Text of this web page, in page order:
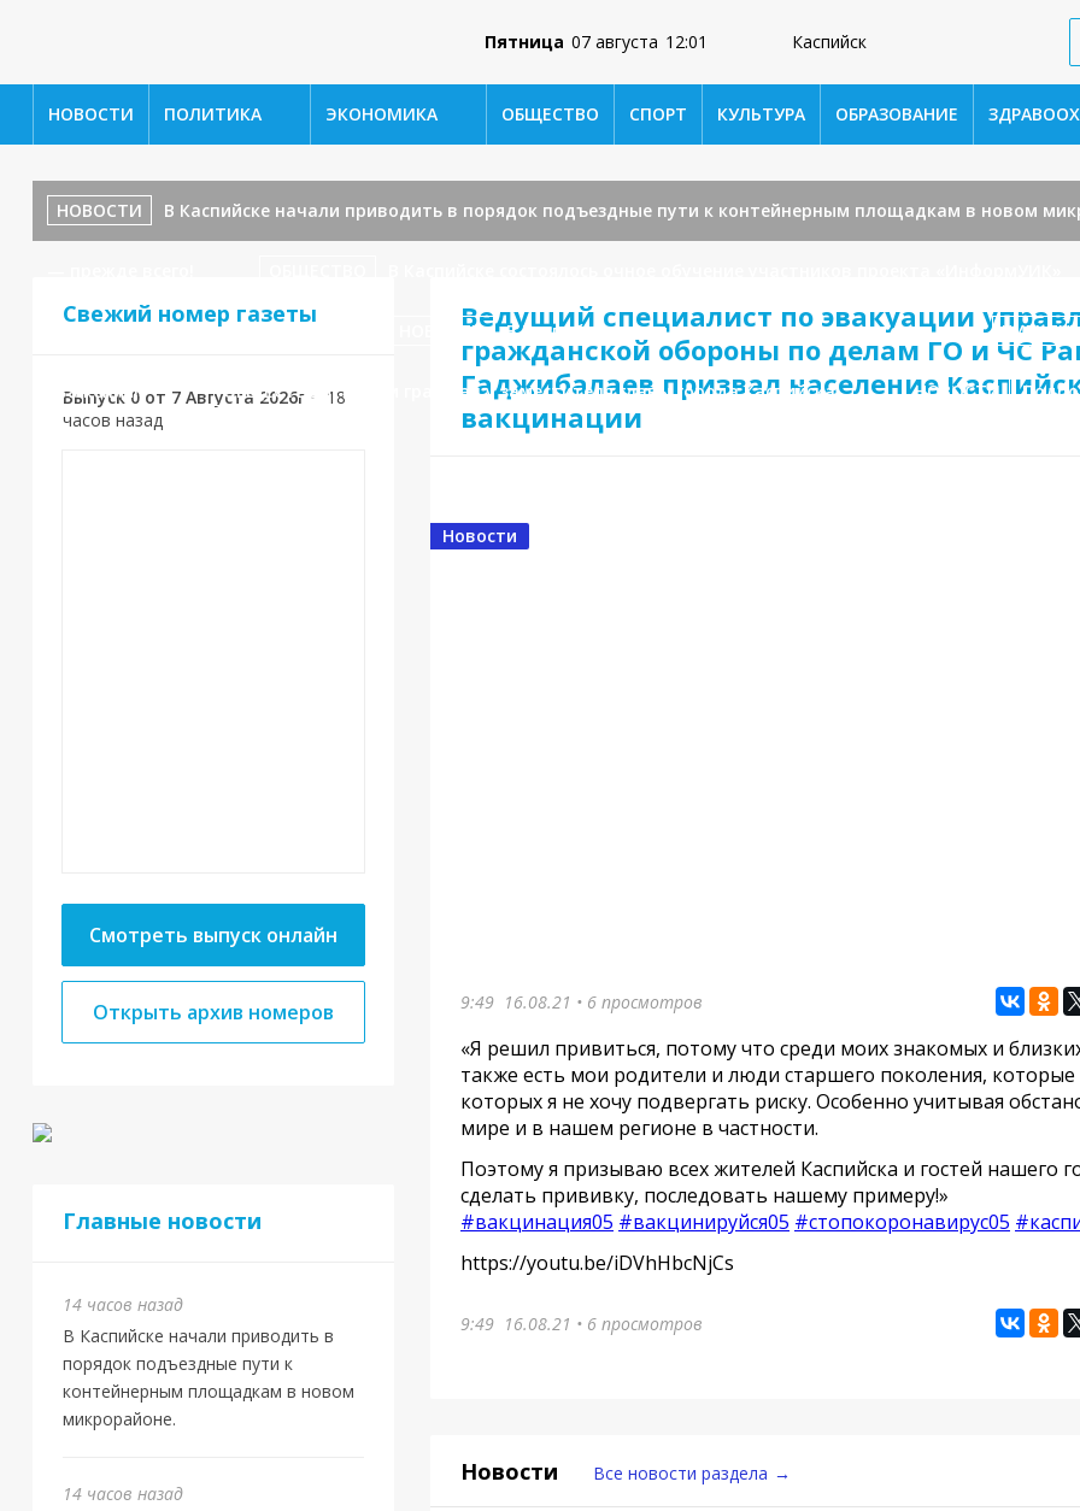
Пятница 07 августа 12:01 Каспийск
НОВОСТИ ПОЛИТИКА ЭКОНОМИКА ОБЩЕСТВО СПОРТ КУЛЬТУРА ОБРАЗОВАНИЕ
НОВОСТИ В Каспийске начали приводить в порядок подъездные пути к контейнерным площадкам в новом
ул. Ленина, 17 — завершаются! НОВОСТИ В Каспийске усилили работу по вывозу мусора.
уважения!» ОБЩЕСТВО Приём граждан у заместителя главы города Каспийска. НОВОСТИ
Свежий номер газеты
Выпуск 0 от 7 Августа 2026г • 18
часов назад
Смотреть выпуск онлайн
Открыть архив номеров
Главные новости
14 часов назад
В Каспийске начали приводить в
порядок подъездные пути к
контейнерным площадкам в новом
микрорайоне.
14 часов назад
Ведущий специалист по эвакуации
гражданской обороны по делам ГО и ЧС
Гаджибалаев призвал население
вакцинации
Новости
9:49 16.08.21 • 6 просмотров
«Я решил привиться, потому что среди моих знакомых и
также есть мои родители и люди старшего поколения, которые
которых я не хочу подвергать риску. Особенно учитывая
мире и в нашем регионе в частности.
Поэтому я призываю всех жителей Каспийска и гостей нашего
сделать прививку, последовать нашему примеру!»
#вакцинация05 #вакцинируйся05 #стопокоронавирус05
https://youtu.be/iDVhHbcNjCs
9:49 16.08.21 • 6 просмотров
Новости Все новости раздела →